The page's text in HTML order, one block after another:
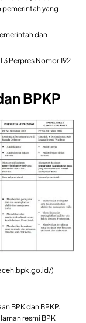
yang
dan
Perpres Nomor 192
BPKP
)
BPK dan BPKP.
resmi BPK